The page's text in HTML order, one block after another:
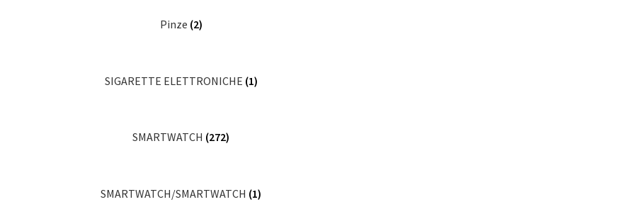
Pinze (2)
SIGARETTE ELETTRONICHE (1)
SMARTWATCH (272)
SMARTWATCH/SMARTWATCH (1)